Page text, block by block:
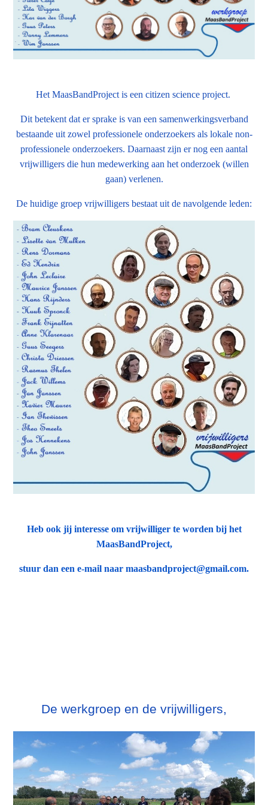
Het MaasBandProject is een citizen science project.
Dit betekent dat er sprake is van een samenwerkingsverband
bestaande uit zowel professionele onderzoekers als lokale non-
professionele onderzoekers. Daarnaast zijn er nog een aantal
vrijwilligers die hun medewerking aan het onderzoek (willen
gaan) verlenen.
De huidige groep vrijwilligers bestaat uit de navolgende leden:
Heb ook jij interesse om vrijwilliger te worden bij het
MaasBandProject,
stuur dan een e-mail naar maasbandproject@gmail.com.
De werkgroep en de vrijwilligers,